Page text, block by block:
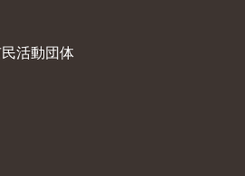
活動団体